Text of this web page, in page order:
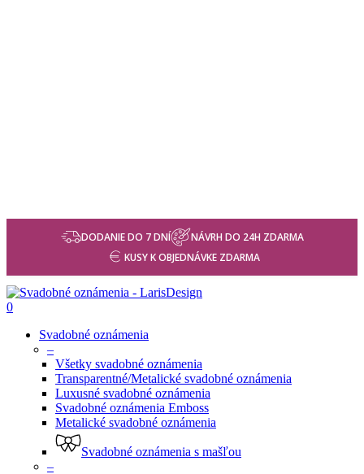
DODANIE DO 7 DNÍ
NÁVRH DO 24H ZDARMA
KUSY K OBJEDNÁVKE ZDARMA
0
Svadobné oznámenia
–
Všetky svadobné oznámenia
Transparentné/Metalické svadobné oznámenia
Luxusné svadobné oznámenia
Svadobné oznámenia Emboss
Metalické svadobné oznámenia
Svadobné oznámenia s mašľou
–